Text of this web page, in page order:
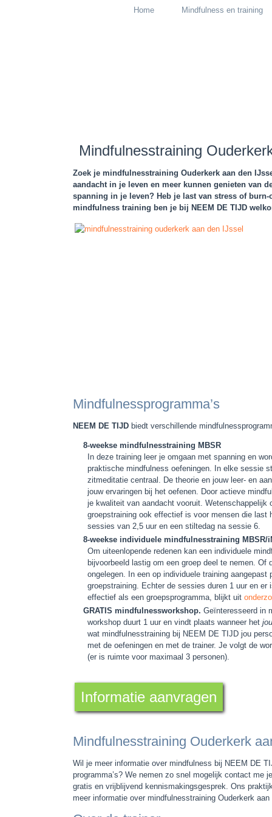
Home Mindfulness en training
Mindfulnesstraining
Zoek je mindfulnesstraining Ouderkerk aan den
aandacht in je leven en meer kunnen genieten van
spanning in je leven? Heb je last van stress of
mindfulness training ben je bij NEEM DE TIJD
Mindfulnessprogramma’s
NEEM DE TIJD biedt verschillende
8-weekse mindfulnesstraining MBSR
In deze training leer je omgaan met spanning en
praktische mindfulness oefeningen. In elke sessie
zitmeditatie centraal. De theorie en jouw leer- en
jouw ervaringen bij het oefenen. Door actieve
je kwaliteit van aandacht vooruit.
groepstraining ook effectief is voor mensen die
sessies van 2,5 uur en een stiltedag na sessie 6.
8-weekse individuele mindfulnesstraining MBSR/
Om uiteenlopende redenen kan een individuele
bijvoorbeeld lastig om een groep deel te nemen.
ongelegen. In een op individuele training
groepstraining. Echter de sessies duren 1 uur en
effectief als een groepsprogramma, blijkt uit
GRATIS mindfulnessworkshop. Geïnteresseerd in
workshop duurt 1 uur en vindt plaats wanneer het jou
wat mindfulnesstraining bij NEEM DE TIJD jou
met de oefeningen en met de trainer. Je volgt de
(er is ruimte voor maximaal 3 personen).
Informatie aanvragen
Mindfulnesstraining Ouderkerk
Wil je meer informatie over mindfulness bij NEEM DE
programma’s? We nemen zo snel mogelijk contact me
gratis en vrijblijvend kennismakingsgesprek. Ons
meer informatie over mindfulnesstraining Ouderkerk